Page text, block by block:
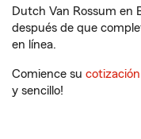
Dutch Van Rossum en
después de que
en línea.
Comience su
y sencillo!